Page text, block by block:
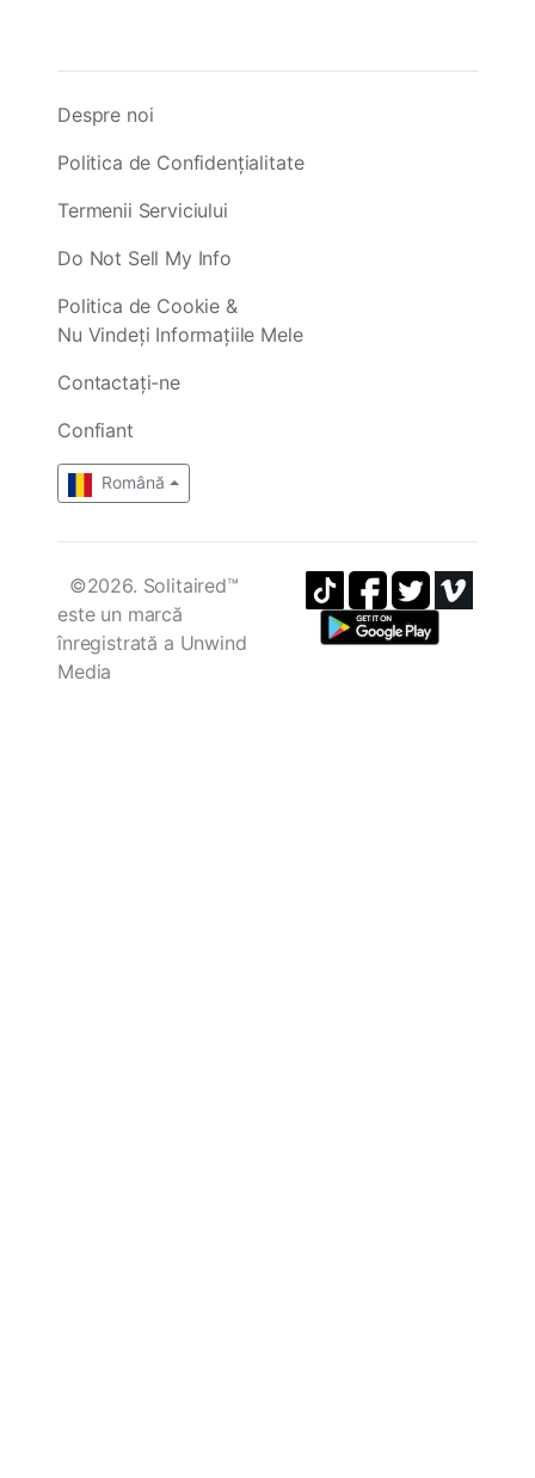
Despre noi
Politica de Confidențialitate
Termenii Serviciului
Do Not Sell My Info
Politica de Cookie &
Nu Vindeți Informațiile Mele
Contactați-ne
Confiant
Română
©2026. Solitaired™
este un marcă
înregistrată a Unwind
Media